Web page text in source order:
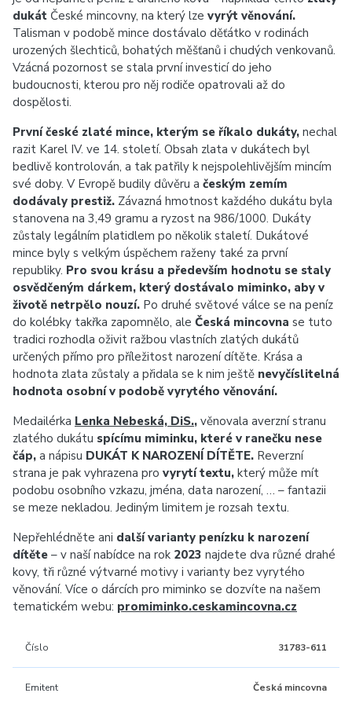
dukát České mincovny, na který lze vyrýt věnování.
Talisman v podobě mince dostávalo děťátko v rodinách
urozených šlechticů, bohatých měšťanů i chudých venkovanů.
Vzácná pozornost se stala první investicí do jeho
budoucnosti, kterou pro něj rodiče opatrovali až do
dospělosti.
První české zlaté mince, kterým se říkalo dukáty, nechal
razit Karel IV. ve 14. století. Obsah zlata v dukátech byl
bedlivě kontrolován, a tak patřily k nejspolehlivějším mincím
své doby. V Evropě budily důvěru a českým zemím
dodávaly prestiž. Závazná hmotnost každého dukátu byla
stanovena na 3,49 gramu a ryzost na 986/1000. Dukáty
zůstaly legálním platidlem po několik staletí. Dukátové
mince byly s velkým úspěchem raženy také za první
republiky. Pro svou krásu a především hodnotu se staly
osvědčeným dárkem, který dostávalo miminko, aby v
životě netrpělo nouzí. Po druhé světové válce se na peníz
do kolébky takřka zapomnělo, ale Česká mincovna se tuto
tradici rozhodla oživit ražbou vlastních zlatých dukátů
určených přímo pro příležitost narození dítěte. Krása a
hodnota zlata zůstaly a přidala se k nim ještě nevyčíslitelná
hodnota osobní v podobě vyrytého věnování.
Medailérka Lenka Nebeská, DiS., věnovala averzní stranu
zlatého dukátu spícímu miminku, které v ranečku nese
čáp, a nápisu DUKÁT K NAROZENÍ DÍTĚTE. Reverzní
strana je pak vyhrazena pro vyrytí textu, který může mít
podobu osobního vzkazu, jména, data narození, … – fantazii
se meze nekladou. Jediným limitem je rozsah textu.
Nepřehlédněte ani další varianty penízku k narození
dítěte – v naší nabídce na rok 2023 najdete dva různé drahé
kovy, tři různé výtvarné motivy i varianty bez vyrytého
věnování. Více o dárcích pro miminko se dozvíte na našem
tematickém webu: promiminko.ceskamincovna.cz
Číslo 31783-611
Emitent Česká mincovna